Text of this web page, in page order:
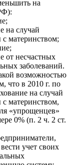
на
на случай
с материнством;
от несчастных
заболеваний.
возможностью
что в 2010 г. по
на случай
с материнством,
«упрощенцев»
0% (п. 2 ч. 2 ст.
учет своих